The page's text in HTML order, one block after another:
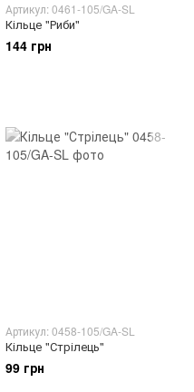
Артикул: 0461-105/GA-SL
Кільце "Риби"
144 грн
Артикул: 0458-105/GA-SL
Кільце "Стрілець"
99 грн